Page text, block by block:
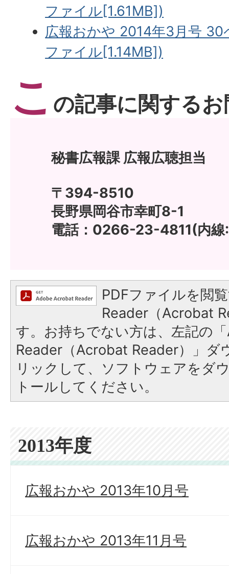
ファイル[1.61MB])
広報おかや 2014年3月号
ファイル[1.14MB])
こ の記事に関する
秘書広報課 広報広聴担当
〒394-8510
長野県岡谷市幸町8-1
電話：0266-23-4811(内
PDFファイルを閲
Reader（Acrobat
す。お持ちでない方は、左記の
Reader（Acrobat Reader）」ダ
リックして、ソフトウェアをダ
トールしてください。
2013年度
広報おかや 2013年10月号
広報おかや 2013年11月号